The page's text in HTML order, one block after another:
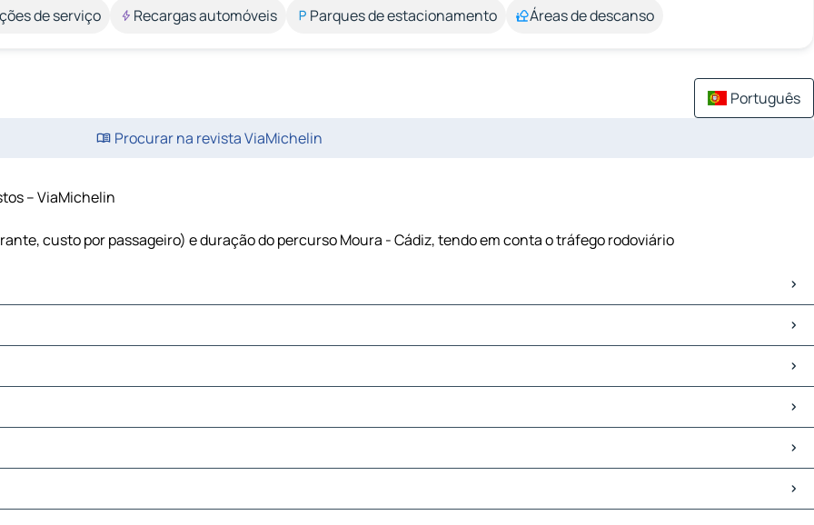
de serviço Recargas automóveis Parques de estacionamento Áreas de descanso
Português
Procurar na revista ViaMichelin
– ViaMichelin
custo por passageiro) e duração do percurso Moura - Cádiz, tendo em conta o tráfego rodoviário